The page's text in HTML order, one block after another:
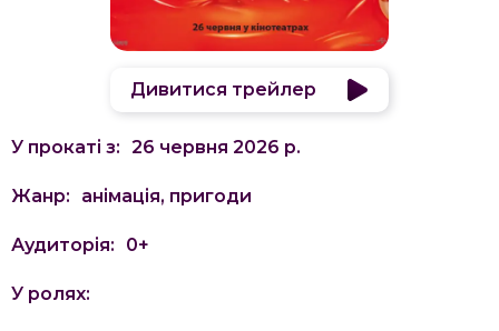
Дивитися трейлер
У прокаті з: 26 червня 2026 р.
Жанр: анімація, пригоди
Аудиторія: 0+
У ролях: